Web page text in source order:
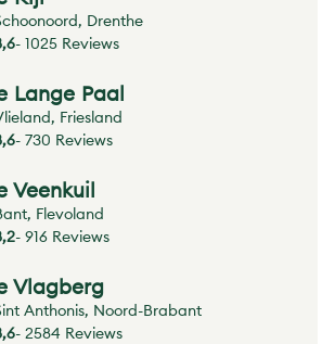
Drenthe
- 1025 Reviews
Lange Paal
Friesland
- 730 Reviews
Veenkuil
Flevoland
- 916 Reviews
Vlagberg
Anthonis, Noord-Brabant
- 2584 Reviews